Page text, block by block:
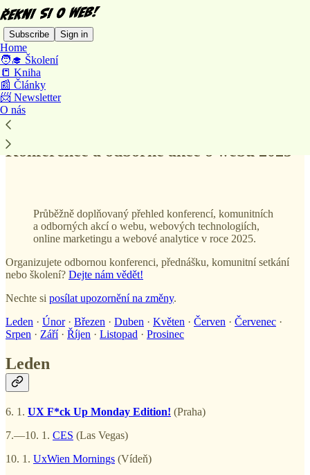
Subscribe Sign in
Home
🧑‍🎓 Školení
📒 Kniha
📰 Články
📨 Newsletter
O nás
Konference a odborné akce o webu 2025
Průběžně doplňovaný přehled konferencí, komunitních
a odborných akcí o webu, webových technologiích,
online marketingu a webové analytice v roce 2025.
Organizujete odbornou konferenci, přednášku, komunitní setkání
nebo školení? Dejte nám vědět!
Nechte si posílat upozornění na změny.
Leden · Únor· Březen · Duben · Květen · Červen · Červenec ·
Srpen · Září· Říjen · Listopad · Prosinec
Leden
6. 1. UX F*ck Up Monday Edition! (Praha)
7.—10. 1. CES (Las Vegas)
10. 1. UxWien Mornings (Vídeň)